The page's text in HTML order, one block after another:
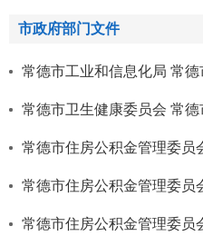
市政府部门文件